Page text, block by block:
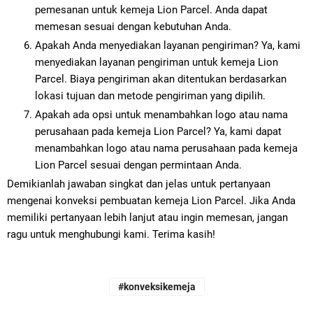
pemesanan untuk kemeja Lion Parcel. Anda dapat
memesan sesuai dengan kebutuhan Anda.
Apakah Anda menyediakan layanan pengiriman? Ya, kami
menyediakan layanan pengiriman untuk kemeja Lion
Parcel. Biaya pengiriman akan ditentukan berdasarkan
lokasi tujuan dan metode pengiriman yang dipilih.
Apakah ada opsi untuk menambahkan logo atau nama
perusahaan pada kemeja Lion Parcel? Ya, kami dapat
menambahkan logo atau nama perusahaan pada kemeja
Lion Parcel sesuai dengan permintaan Anda.
Demikianlah jawaban singkat dan jelas untuk pertanyaan
mengenai konveksi pembuatan kemeja Lion Parcel. Jika Anda
memiliki pertanyaan lebih lanjut atau ingin memesan, jangan
ragu untuk menghubungi kami. Terima kasih!
#konveksikemeja